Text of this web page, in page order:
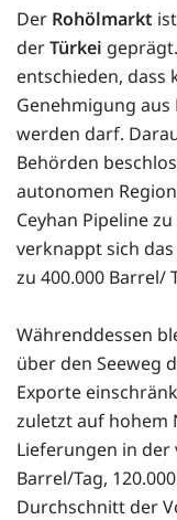
Der Rohölmarkt
derTürkei
entschieden, dass
Genehmigung
werden darf.
Behörden
autonomen
Ceyhan Pipeline
verknappt sich
zu 400.000 Barrel/
Währenddessen
über den Seeweg
Exporte
zuletzt auf hohem
Lieferungen in der
Barrel/Tag,
Durchschnitt der